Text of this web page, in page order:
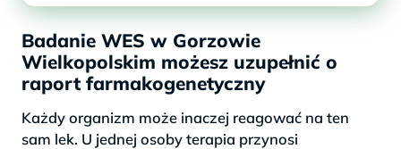
Badanie WES w Gorzowie
Wielkopolskim możesz uzupełnić o
raport farmakogenetyczny
Każdy organizm może inaczej reagować na ten
sam lek. U jednej osoby terapia przynosi